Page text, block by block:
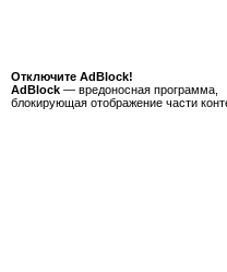
Отключите AdBlock!
AdBlock — вредоносная программа,
блокирующая отображение части